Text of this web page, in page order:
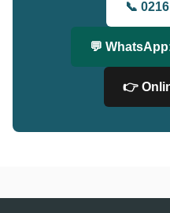
📞
💬
👉